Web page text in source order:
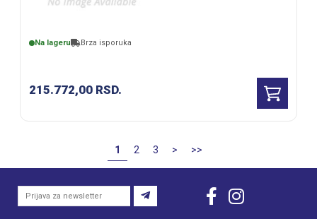
Na lageru Brza isporuka
215.772,00 RSD.
1 2 3 > >>